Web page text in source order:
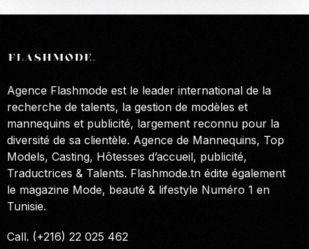
Agence Flashmode est le leader international de la
recherche de talents, la gestion de modèles et
mannequins et publicité, largement reconnu pour la
diversité de sa clientèle. Agence de Mannequins, Top
Models, Casting, Hôtesses d’accueil, publicité,
Traductrices & Talents. Flashmode.tn édite également
le magazine Mode, beauté & lifestyle Numéro 1 en
Tunisie.
Call. (+216) 22 025 462